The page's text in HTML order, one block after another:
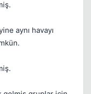
aynı havayı